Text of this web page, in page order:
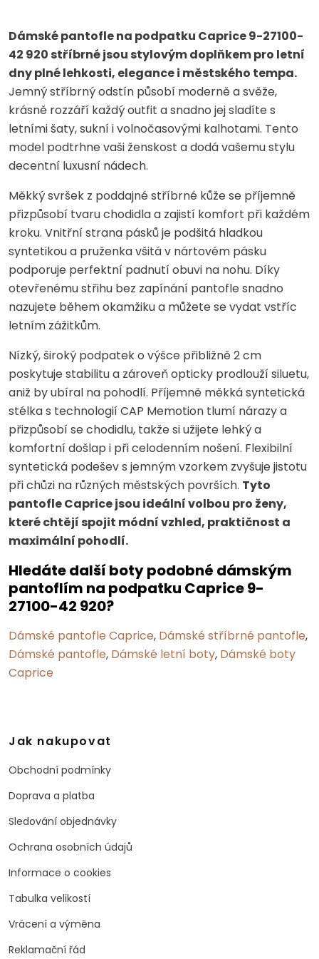
Dámské pantofle na podpatku Caprice 9-27100-
42 920 stříbrné jsou stylovým doplňkem pro letní
dny plné lehkosti, elegance i městského tempa.
Jemný stříbrný odstín působí moderně a svěže,
krásně rozzáří každý outfit a snadno jej sladíte s
letními šaty, sukní i volnočasovými kalhotami. Tento
model podtrhne vaši ženskost a dodá vašemu stylu
decentní luxusní nádech.
Měkký svršek z poddajné stříbrné kůže se příjemně
přizpůsobí tvaru chodidla a zajistí komfort při každém
kroku. Vnitřní strana pásků je podšitá hladkou
syntetikou a pruženka všitá v nártovém pásku
podporuje perfektní padnutí obuvi na nohu. Díky
otevřenému střihu bez zapínání pantofle snadno
nazujete během okamžiku a můžete se vydat vstříc
letním zážitkům.
Nízký, široký podpatek o výšce přibližně 2 cm
poskytuje stabilitu a zároveň opticky prodlouží siluetu,
aniž by ubíral na pohodlí. Příjemně měkká syntetická
stélka s technologií CAP Memotion tlumí nárazy a
přizpůsobí se chodidlu, takže si užijete lehký a
komfortní došlap i při celodenním nošení. Flexibilní
syntetická podešev s jemným vzorkem zvyšuje jistotu
při chůzi na různých městských površích. Tyto
pantofle Caprice jsou ideální volbou pro ženy,
které chtějí spojit módní vzhled, praktičnost a
maximální pohodlí.
Hledáte další boty podobné dámským
pantoflím na podpatku Caprice 9-
27100-42 920?
Dámské pantofle Caprice, Dámské stříbrné pantofle,
Dámské pantofle, Dámské letní boty, Dámské boty
Caprice
Jak nakupovat
Obchodní podmínky
Doprava a platba
Sledování objednávky
Ochrana osobních údajů
Informace o cookies
Tabulka velikostí
Vrácení a výměna
Reklamační řád